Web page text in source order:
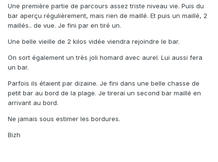
Une première partie de parcours assez triste niveau vie. Puis du
bar aperçu régulièrement, mais rien de maillé. Et puis un maillé, 2
maillés.. de vue. Je fini par en tiré un.
Une belle vieille de 2 kilos vidée viendra rejoindre le bar.
On sort également un très joli homard avec aurel. Lui aussi fera
un bar.
Parfois ils étaient par dizaine. Je fini dans une belle chasse de
petit bar au bord de la plage. Je tirerai un second bar maillé en
arrivant au bord.
Ne jamais sous estimer les bordures.
Bizh